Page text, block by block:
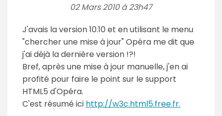
02 Mars 2010 à 23h47
J'avais la version 10.10 et en utilisant le menu
"chercher une mise à jour" Opéra me dit que
j'ai déjà la dernière version !?!
Bref, après une mise à jour manuelle, j'en ai
profité pour faire le point sur le support
HTML5 d'Opéra.
C'est résumé ici http://w3c.html5.free.fr.